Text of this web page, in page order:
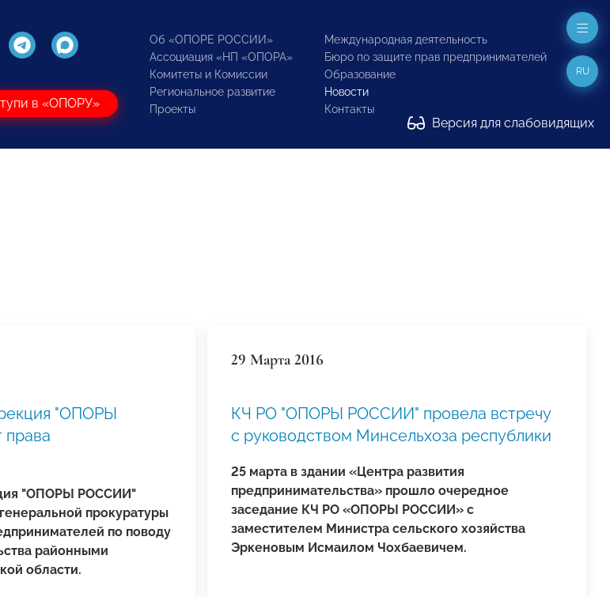
в «ОПОРУ»
Об «ОПОРЕ РОССИИ»
Ассоциация «НП «ОПОРА»
Комитеты и Комиссии
Региональное развитие
Проекты
Международная деятельность
Бюро по защите прав предпринимателей
Образование
Новости
Контакты
Версия для слабовидящих
RU
"ОПОРЫ
"ОПОРЫ РОССИИ"
генеральной прокуратуры
по поводу
районными
области.
29 Марта 2016
КЧ РО "ОПОРЫ РОССИИ" провела встречу
с руководством Минсельхоза республики
25 марта в здании «Центра развития
предпринимательства» прошло очередное
заседание КЧ РО «ОПОРЫ РОССИИ» с
заместителем Министра сельского хозяйства
Эркеновым Исмаилом Чохбаевичем.